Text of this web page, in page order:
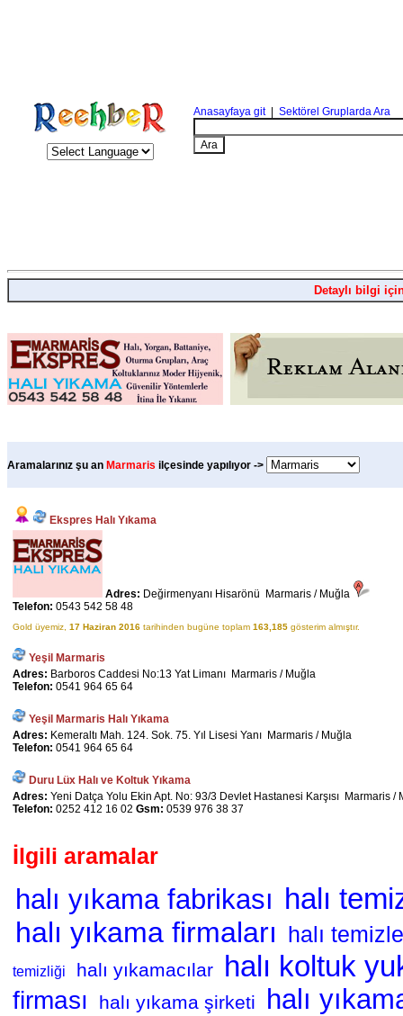
Anasayfaya git| Sektörel Gruplarda Ara
Detaylı bilgi
Aramalarınız şu an Marmaris ilçesinde yapılıyor ->
Ekspres Halı Yıkama
Adres: Değirmenyanı Hisarönü Marmaris / Muğla
Telefon: 0543 542 58 48
Gold üyemiz, 17 Haziran 2016 tarihinden bugüne toplam 163,185 gösterim almıştır.
Yeşil Marmaris
Adres: Barboros Caddesi No:13 Yat Limanı Marmaris / Muğla
Telefon: 0541 964 65 64
Yeşil Marmaris Halı Yıkama
Adres: Kemeraltı Mah. 124. Sok. 75. Yıl Lisesi Yanı Marmaris / Muğla
Telefon: 0541 964 65 64
Duru Lüx Halı ve Koltuk Yıkama
Adres: Yeni Datça Yolu Ekin Apt. No: 93/3 Devlet Hastanesi Karşısı Marmaris /
Telefon: 0252 412 16 02 Gsm: 0539 976 38 37
İlgili aramalar
halı yıkama fabrikası halı
halı yıkama firmaları halı
temizliği halı yıkamacılar halı koltuk
firması halı yıkama şirketi halı